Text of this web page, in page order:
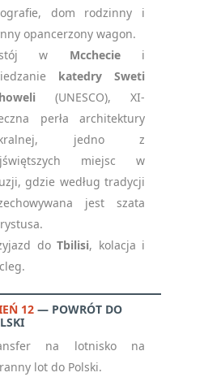
dom rodzinny i
opancerzony wagon.
w Mccheciei
katedry Sweti
(UNESCO), XI-
perła architektury
jedno z
miejsc w
gdzie według tradycji
jest szata
do Tbilisi, kolacja i
12
POWRÓT DO
na lotnisko na
lot do Polski.